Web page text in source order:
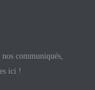
communiqués,
ici !